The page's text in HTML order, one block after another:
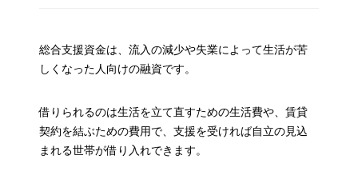
総合支援資金は、流入の減少や失業によって生活が苦
しくなった人向けの融資です。
借りられるのは生活を立て直すための生活費や、賃貸
契約を結ぶための費用で、支援を受ければ自立の見込
まれる世帯が借り入れできます。